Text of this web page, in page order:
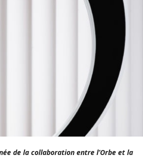
de la collaboration entre l’Orbe et la